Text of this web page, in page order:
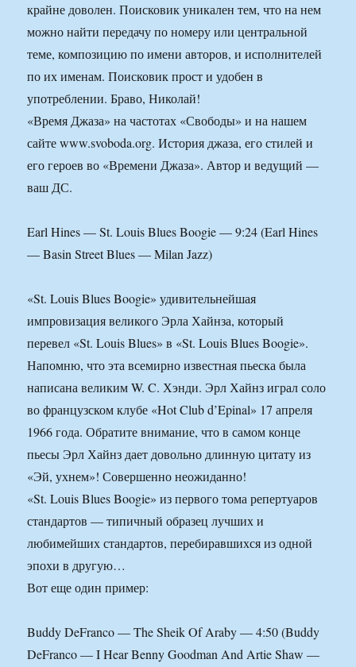
крайне доволен. Поисковик уникален тем, что на нем
можно найти передачу по номеру или центральной
теме, композицию по имени авторов, и исполнителей
по их именам. Поисковик прост и удобен в
употреблении. Браво, Николай!
«Время Джаза» на частотах «Свободы» и на нашем
сайте www.svoboda.org. История джаза, его стилей и
его героев во «Времени Джаза». Автор и ведущий —
ваш ДС.
Earl Hines — St. Louis Blues Boogie — 9:24 (Earl Hines
— Basin Street Blues — Milan Jazz)
«St. Louis Blues Boogie» удивительнейшая
импровизация великого Эрла Хайнза, который
перевел «St. Louis Blues» в «St. Louis Blues Boogie».
Напомню, что эта всемирно известная пьеска была
написана великим W. C. Хэнди. Эрл Хайнз играл соло
во французском клубе «Hot Club d’Epinal» 17 апреля
1966 года. Обратите внимание, что в самом конце
пьесы Эрл Хайнз дает довольно длинную цитату из
«Эй, ухнем»! Совершенно неожиданно!
«St. Louis Blues Boogie» из первого тома репертуаров
стандартов — типичный образец лучших и
любимейших стандартов, перебиравшихся из одной
эпохи в другую…
Вот еще один пример:
Buddy DeFranco — The Sheik Of Araby — 4:50 (Buddy
DeFranco — I Hear Benny Goodman And Artie Shaw —